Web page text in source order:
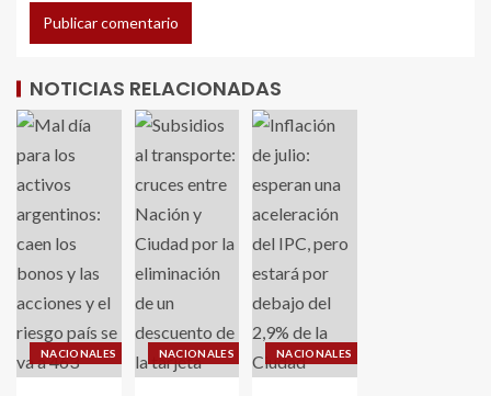
NOTICIAS RELACIONADAS
NACIONALES NACIONALES NACIONALES